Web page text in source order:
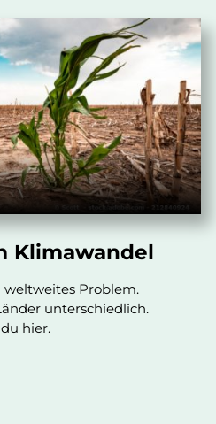
Klimawandel
Problem.
unterschiedlich.
hier.